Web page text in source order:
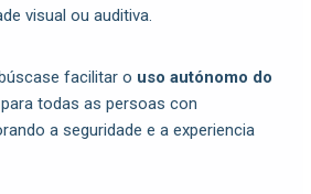
visual ou auditiva.
facilitar o uso autónomo do
para todas as persoas con
a seguridade e a experiencia